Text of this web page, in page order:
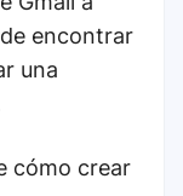
encontrar
una
cómo crear